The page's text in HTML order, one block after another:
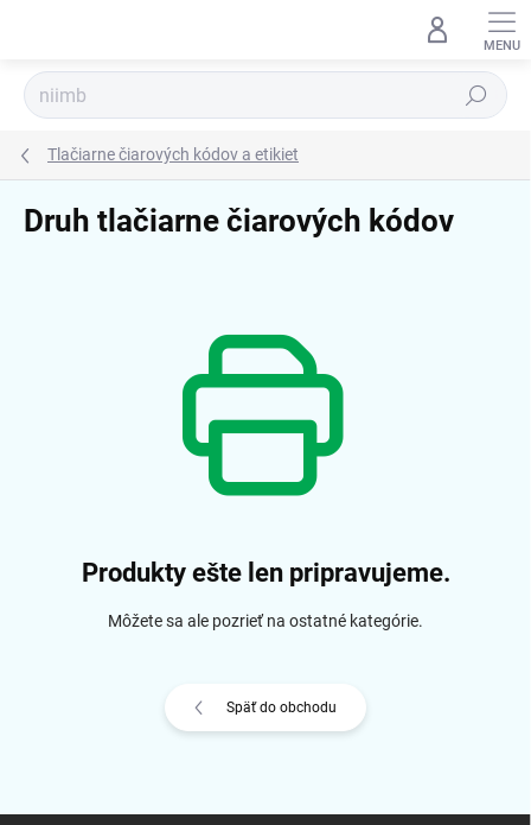
Hľadať
Tlačiarne čiarových kódov a etikiet
Druh tlačiarne čiarových kódov
Produkty ešte len pripravujeme.
Môžete sa ale pozrieť na ostatné kategórie.
Späť do obchodu